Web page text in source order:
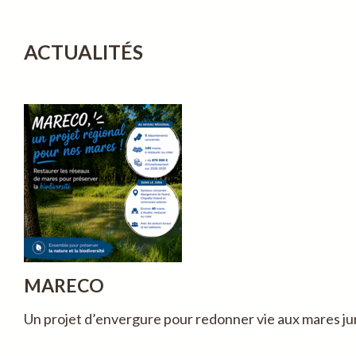
ACTUALITÉS
MARECO
Un projet d’envergure pour redonner vie aux mares